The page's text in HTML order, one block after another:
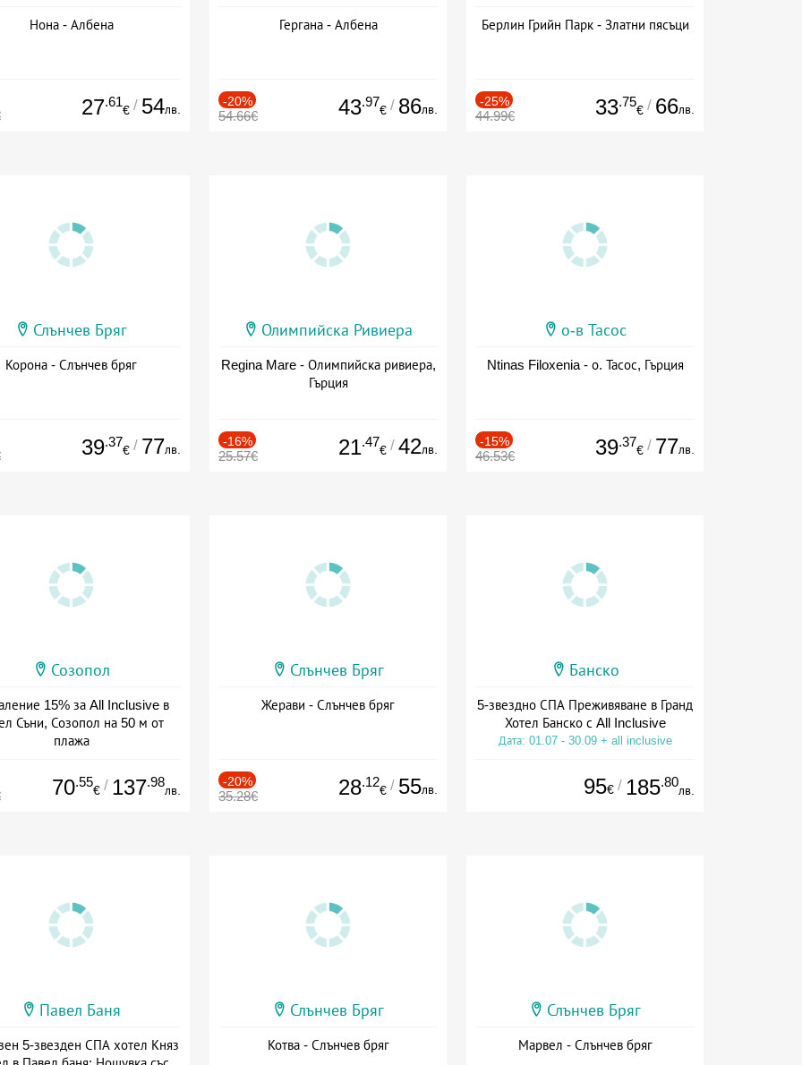
Нона - Албена
27.61
€ / 54лв.
Гергана - Албена
-20%
54.66€ 43.97
€ / 86лв.
Берлин Грийн Парк - Златни пясъци
-25%
44.99€ 33.75
€ / 66лв.
Слънчев Бряг
Корона - Слънчев бряг
39.37
€ / 77лв.
Олимпийска Ривиера
Regina Mare - Олимпийска ривиера,
Гърция
-16%
25.57€ 21.47
€ / 42лв.
о-в Тасос
Ntinas Filoxenia - о. Тасос, Гърция
-15%
46.53€ 39.37
€ / 77лв.
Созопол
15% за All Inclusive в
Съни, Созопол на 50 м от
плажа
70.55
€ / 137.98
лв.
Слънчев Бряг
Жерави - Слънчев бряг
-20%
35.28€ 28.12
€ / 55лв.
Банско
5-звездно СПА Преживяване в Гранд
Хотел Банско с All Inclusive
Дата: 01.07 - 30.09 + all inclusive
95€ / 185.80
лв.
Павел Баня
5-звезден СПА хотел Княз
Слънчев Бряг
Котва - Слънчев бряг
Слънчев Бряг
Марвел - Слънчев бряг